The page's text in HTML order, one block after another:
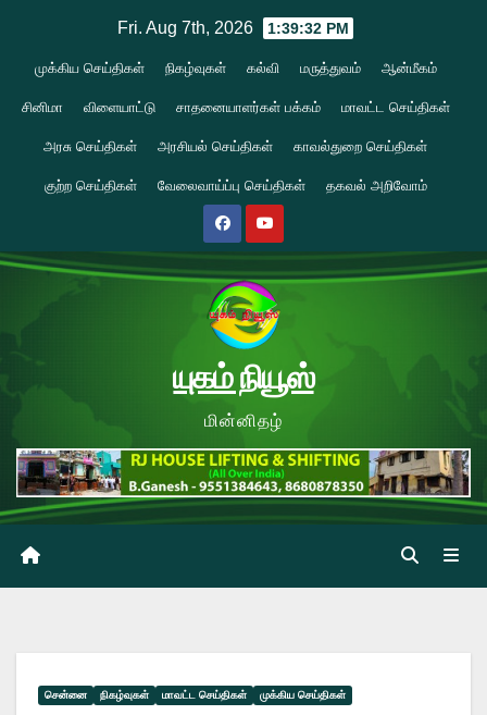
content
Fri. Aug 7th, 2026 1:39:33 PM
முக்கிய செய்திகள் நிகழ்வுகள் கல்வி மருத்துவம் ஆன்மீகம்
சினிமா விளையாட்டு சாதனையாளர்கள் பக்கம் மாவட்ட செய்திகள்
அரசு செய்திகள் அரசியல் செய்திகள் காவல்துறை செய்திகள்
குற்ற செய்திகள் வேலைவாய்ப்பு செய்திகள் தகவல் அறிவோம்
யுகம் நியூஸ்
மின்னிதழ்
சென்னை நிகழ்வுகள் மாவட்ட செய்திகள் முக்கிய செய்திகள்